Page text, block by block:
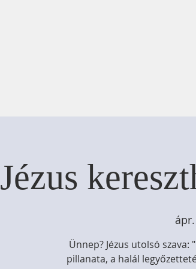
Jézus
Ünnep? Jézus utolsó szava:
pillanata, a halál